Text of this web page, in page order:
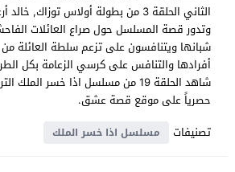
الثاني الحلقة 3 من بطولة أولاس
وتدور قصة المسلسل حول صراع العائلات
شبانها ويتنافسون على تزعم سلطة العائلة من
أفرادها والتنافس على كرسي الزعامة بكل
شاهد الحلقة 19 من مسلسل اذا خسر
حصرياً على موقع قصة عشق.
تصنيفات
مسلسل اذا خسر الملك